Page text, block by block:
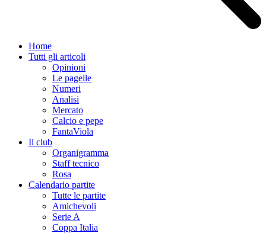
Home
Tutti gli articoli
Opinioni
Le pagelle
Numeri
Analisi
Mercato
Calcio e pepe
FantaViola
Il club
Organigramma
Staff tecnico
Rosa
Calendario partite
Tutte le partite
Amichevoli
Serie A
Coppa Italia